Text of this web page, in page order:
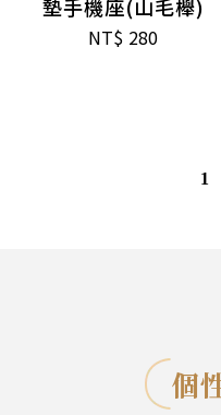
墊手機座(山毛櫸)
NT$ 280
1
個